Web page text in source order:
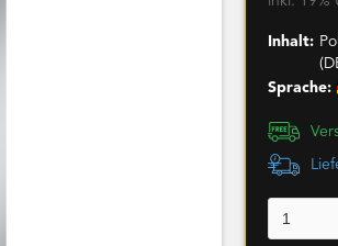
Inhalt:
Sprache: